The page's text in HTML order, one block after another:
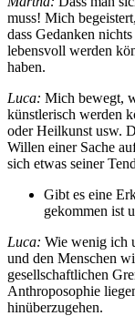
muss! Mich
dass Gedanken
lebensvoll werden
haben.
Luca: Mich bewegt,
künstlerisch werden
oder Heilkunst usw.
Willen einer Sache
sich etwas seiner
Gibt es eine
gekommen ist
Luca: Wie wenig ich
und den Menschen
gesellschaftlichen
Anthroposophie
hinüberzugehen.